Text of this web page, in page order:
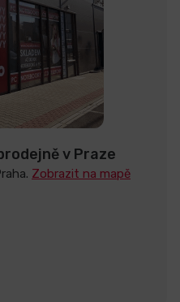
v Praze
Zobrazit na mapě